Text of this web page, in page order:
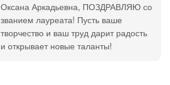
Оксана Аркадьевна, ПОЗДРАВЛЯЮ со
званием лауреата! Пусть ваше
творчество и ваш труд дарит радость
и открывает новые таланты!